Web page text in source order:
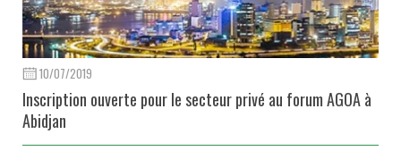
10/07/2019
Inscription ouverte pour le secteur privé au forum AGOA à
Abidjan